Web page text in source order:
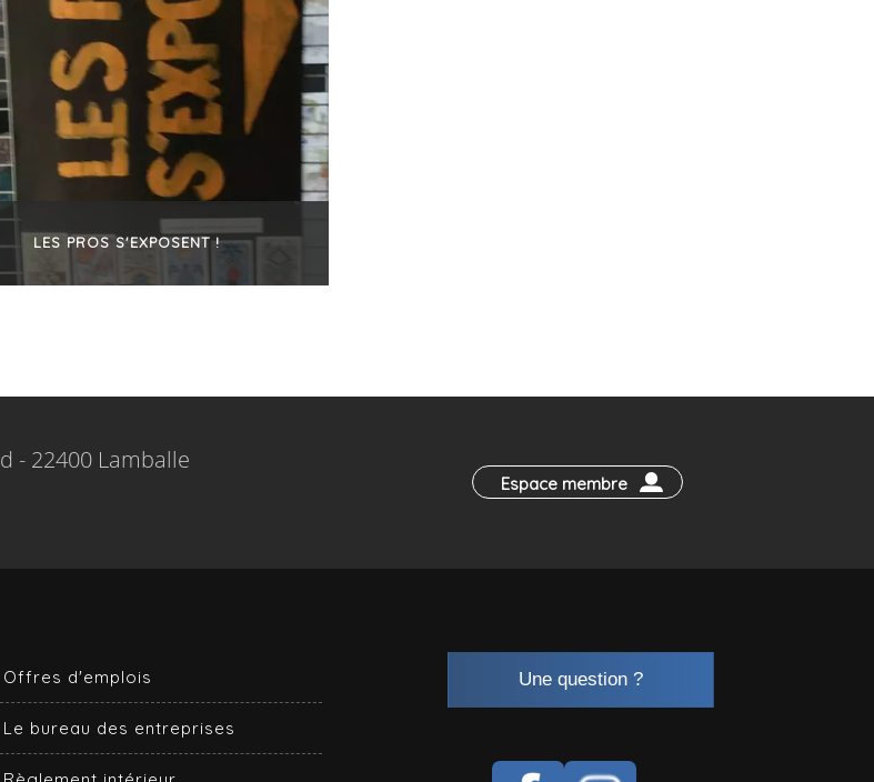
LES PROS S'EXPOSENT !
+
- 22400 Lamballe
Espace membre
Offres d'emplois
Le bureau des entreprises
Une question ?